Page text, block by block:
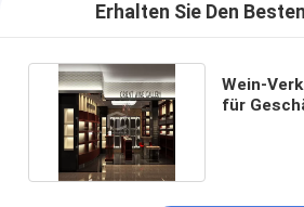
Erhalten Sie Den
Wein-
für